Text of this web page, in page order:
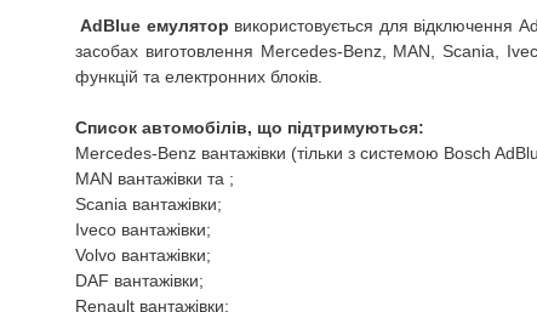
AdBlue емулятор використовується для відключення
засобах виготовлення Mercedes-Benz, MAN, Scania,
функцій та електронних блоків.
Список автомобілів, що підтримуються:
Mercedes-Benz вантажівки (тільки з системою Bosch
MAN вантажівки та ;
Scania вантажівки;
Iveco вантажівки;
Volvo вантажівки;
DAF вантажівки;
Renault вантажівки;